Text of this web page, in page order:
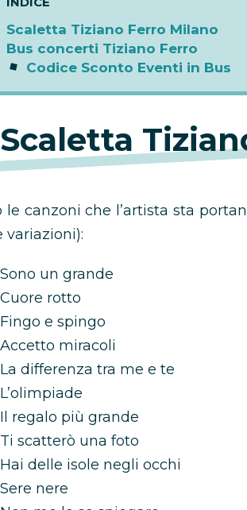
Scaletta Tiziano Ferro Milano
Bus concerti Tiziano Ferro
Codice Sconto Eventi in Bus
Scaletta
le canzoni che l’artista sta
variazioni):
Sono un grande
Cuore rotto
Fingo e spingo
Accetto miracoli
La differenza tra me e te
L’olimpiade
Il regalo più grande
Ti scatterò una foto
Hai delle isole negli occhi
Sere nere